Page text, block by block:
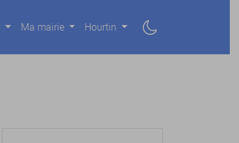
Ma mairie Hourtin